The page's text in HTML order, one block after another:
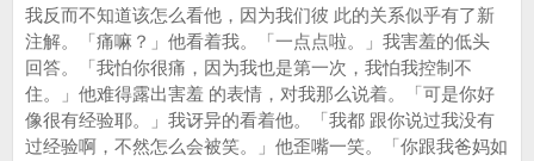
我反而不知道该怎么看他，因为我们彼 此的关系似乎有了新
注解。「痛嘛？」他看着我。「一点点啦。」我害羞的低头
回答。「我怕你很痛，因为我也是第一次，我怕我控制不
住。」他难得露出害羞 的表情，对我那么说着。「可是你好
像很有经验耶。」我讶异的看着他。「我都 跟你说过我没有
过经验啊，不然怎么会被笑。」他歪嘴一笑。「你跟我爸妈如